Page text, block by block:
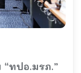
ทปอ.มรภ.”